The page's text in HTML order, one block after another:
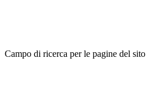
Campo di ricerca per le pagine del sito